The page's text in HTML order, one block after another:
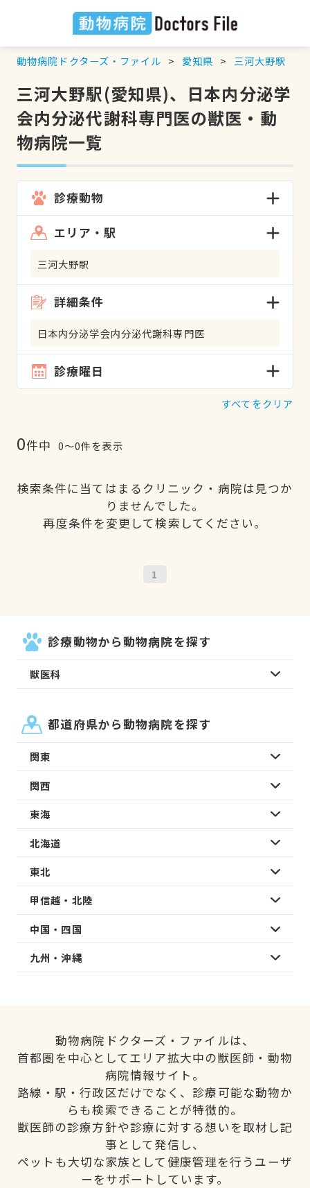
動物病院ドクターズ・ファイル 愛知県 三河大野駅
三河大野駅(愛知県)、日本内分泌学
会内分泌代謝科専門医の獣医・動
物病院一覧
診療動物
エリア・駅
三河大野駅
詳細条件
日本内分泌学会内分泌代謝科専門医
診療曜日
すべてをクリア
0件中 0〜0件を表示
検索条件に当てはまるクリニック・病院は見つか
りませんでした。
再度条件を変更して検索してください。
1
診療動物から動物病院を探す
獣医科
都道府県から動物病院を探す
関東
関西
東海
北海道
東北
甲信越・北陸
中国・四国
九州・沖縄
動物病院ドクターズ・ファイルは、
首都圏を中心としてエリア拡大中の獣医師・動物
病院情報サイト。
路線・駅・行政区だけでなく、診療可能な動物か
らも検索できることが特徴的。
獣医師の診療方針や診療に対する想いを取材し記
事として発信し、
ペットも大切な家族として健康管理を行うユーザ
ーをサポートしています。